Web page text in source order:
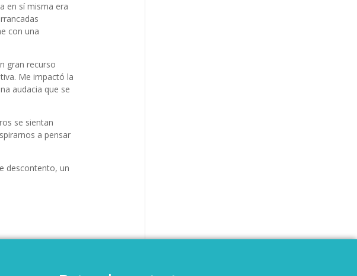
en sí misma era
con una
gran recurso
Me impactó la
audacia que se
se sientan
a pensar
descontento, un